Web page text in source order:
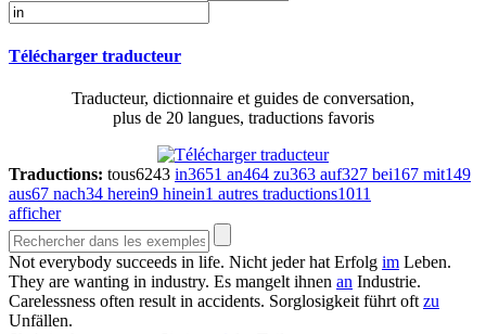
Télécharger traducteur
Traducteur, dictionnaire et guides de conversation,
plus de 20 langues, traductions favoris
Traductions: tous6243 in3651 an464 zu363 auf327 bei167 mit149
aus67 nach34 herein9 hinein1 autres traductions1011
afficher
Not everybody succeeds in life. Nicht jeder hat Erfolg im Leben.
They are wanting in industry. Es mangelt ihnen an Industrie.
Carelessness often resultin accidents. Sorglosigkeit führt oftzu
Unfällen.